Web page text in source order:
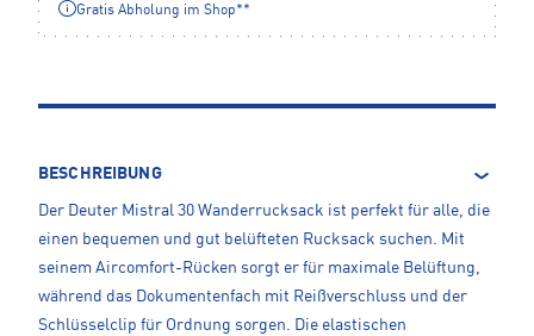
Gratis Abholung im Shop**
BESCHREIBUNG
Der Deuter Mistral 30 Wanderrucksack ist perfekt für alle, die
einen bequemen und gut belüfteten Rucksack suchen. Mit
seinem Aircomfort-Rücken sorgt er für maximale Belüftung,
während das Dokumentenfach mit Reißverschluss und der
Schlüsselclip für Ordnung sorgen. Die elastischen